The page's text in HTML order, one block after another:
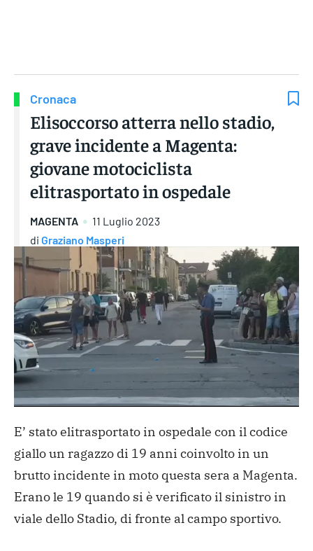
Cronaca
Elisoccorso atterra nello stadio,
grave incidente a Magenta:
giovane motociclista
elitrasportato in ospedale
MAGENTA
11 Luglio 2023
di Graziano Masperi
E’ stato elitrasportato in ospedale con il codice
giallo un ragazzo di 19 anni coinvolto in un
brutto incidente in moto questa sera a Magenta.
Erano le 19 quando si è verificato il sinistro in
viale dello Stadio, di fronte al campo sportivo.